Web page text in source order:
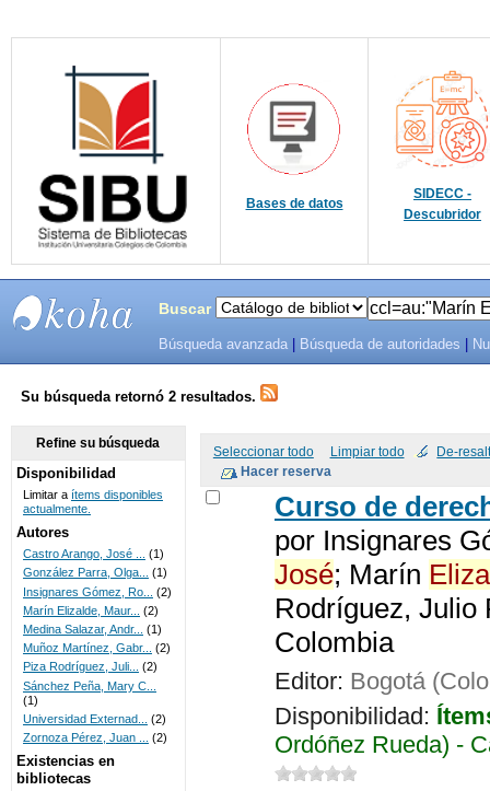
Bases de datos
SIDECC -
Descubridor
SISTEMAS
DE
BIBLIOTECAS
UNICOC
Buscar
Búsqueda avanzada Búsqueda de autoridades
Su búsqueda retornó 2 resultados.
Seleccionar todo Limpiar todo De-
Curso de
por Insignares
José; Marín
Rodríguez, Julio
Colombia
Editor: Bogotá
Disponibilidad:
Ordóñez Rueda) -
Refine su búsqueda
Disponibilidad
Limitar a ítems disponibles
actualmente.
Autores
Castro Arango, José ...
(1)
González Parra, Olga... (1)
Insignares Gómez, Ro...
(2)
Marín Elizalde, Maur...
(2)
Medina Salazar, Andr...
(1)
Muñoz Martínez, Gabr...
(2)
Piza Rodríguez, Juli...
(2)
Sánchez Peña, Mary C...
(1)
Universidad Externad...
(2)
Zornoza Pérez, Juan ...
(2)
Existencias en
bibliotecas